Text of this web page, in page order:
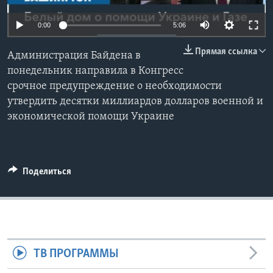
Learning English
СОЦИАЛЬНЫЕ СЕТИ
Языки
0:00 5:06
Прямая ссылка
Администрация Байдена в
понедельник направила в Конгресс
срочное предупреждение о необходимости
утвердить десятки миллиардов долларов военной и
экономической помощи Украине
Поделиться
ТВ ПРОГРАММЫ